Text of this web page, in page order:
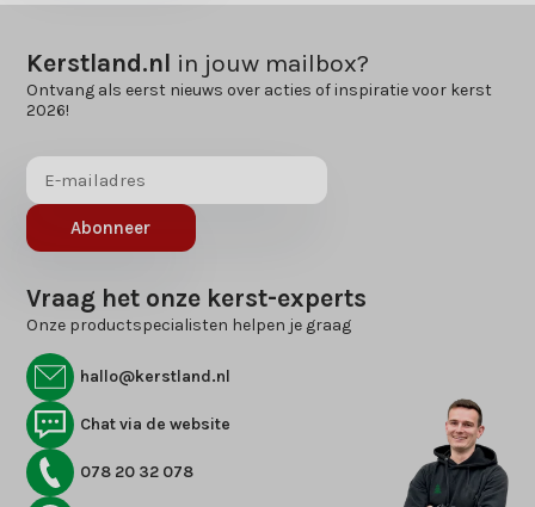
Kerstland.nl in jouw mailbox?
Ontvang als eerst nieuws over acties of inspiratie voor kerst
2026!
Abonneer
Vraag het onze kerst-experts
Onze productspecialisten helpen je graag
hallo@kerstland.nl
Chat via de website
078 20 32 078